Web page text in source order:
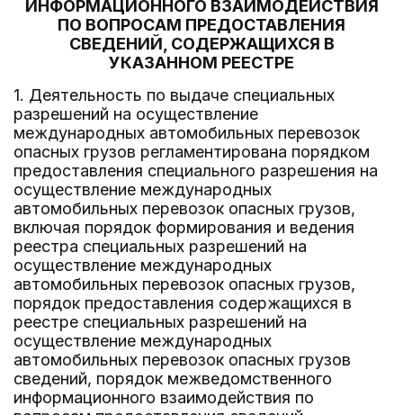
ИНФОРМАЦИОННОГО ВЗАИМОДЕЙСТВИЯ
ПО ВОПРОСАМ ПРЕДОСТАВЛЕНИЯ
СВЕДЕНИЙ, СОДЕРЖАЩИХСЯ В
УКАЗАННОМ РЕЕСТРЕ
1. Деятельность по выдаче специальных
разрешений на осуществление
международных автомобильных перевозок
опасных грузов регламентирована порядком
предоставления специального разрешения на
осуществление международных
автомобильных перевозок опасных грузов,
включая порядок формирования и ведения
реестра специальных разрешений на
осуществление международных
автомобильных перевозок опасных грузов,
порядок предоставления содержащихся в
реестре специальных разрешений на
осуществление международных
автомобильных перевозок опасных грузов
сведений, порядок межведомственного
информационного взаимодействия по